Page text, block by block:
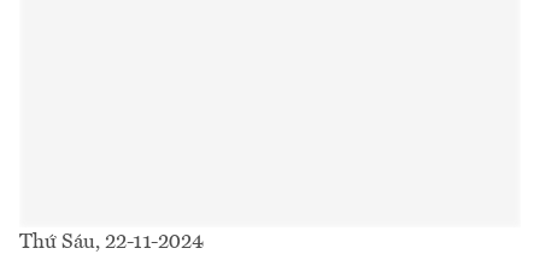
Thứ Sáu, 22-11-2024